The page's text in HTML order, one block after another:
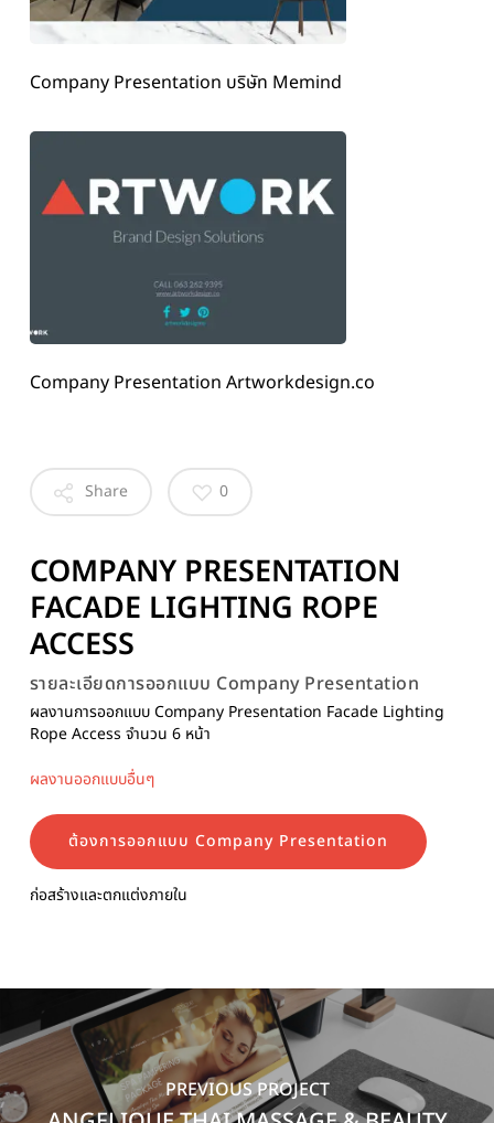
Company Presentation บริษัท Memind
Company Presentation Artworkdesign.co
Share 0
COMPANY PRESENTATION
FACADE LIGHTING ROPE
ACCESS
รายละเอียดการออกแบบ Company Presentation
ผลงานการออกแบบ Company Presentation Facade Lighting
Rope Access จำนวน 6 หน้า
ผลงานออกแบบอื่นๆ
ต้องการออกแบบ Company Presentation
ก่อสร้างและตกแต่งภายใน
PREVIOUS PROJECT